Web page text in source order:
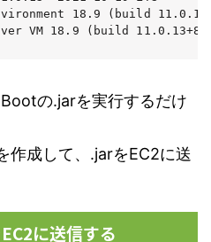
18.9 (build
VM 18.9 (build
の.jarを実行するだけ
作成して、.jarをEC2に送
に送信する